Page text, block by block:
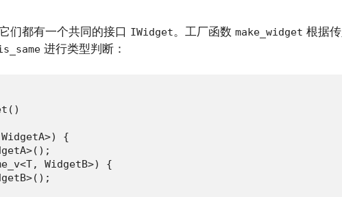
它们都有一个共同的接口 IWidget。工厂函数 make_widget 根据
进行类型判断：
{
WidgetB>) {